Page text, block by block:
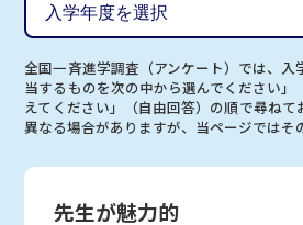
全国一斉進学調査（アンケート）では、
当するものを次の中から選んでください
えてください」（自由回答）の順で尋ね
異なる場合がありますが、当ページではそ
先生が魅力的